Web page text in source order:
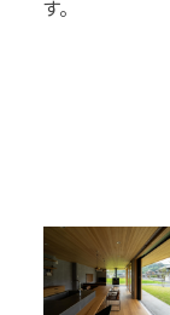
す。